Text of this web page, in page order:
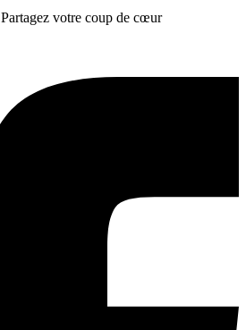
Partagez votre coup de cœur